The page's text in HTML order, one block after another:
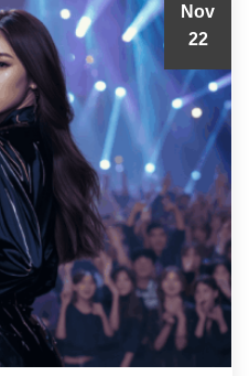
Nov
22